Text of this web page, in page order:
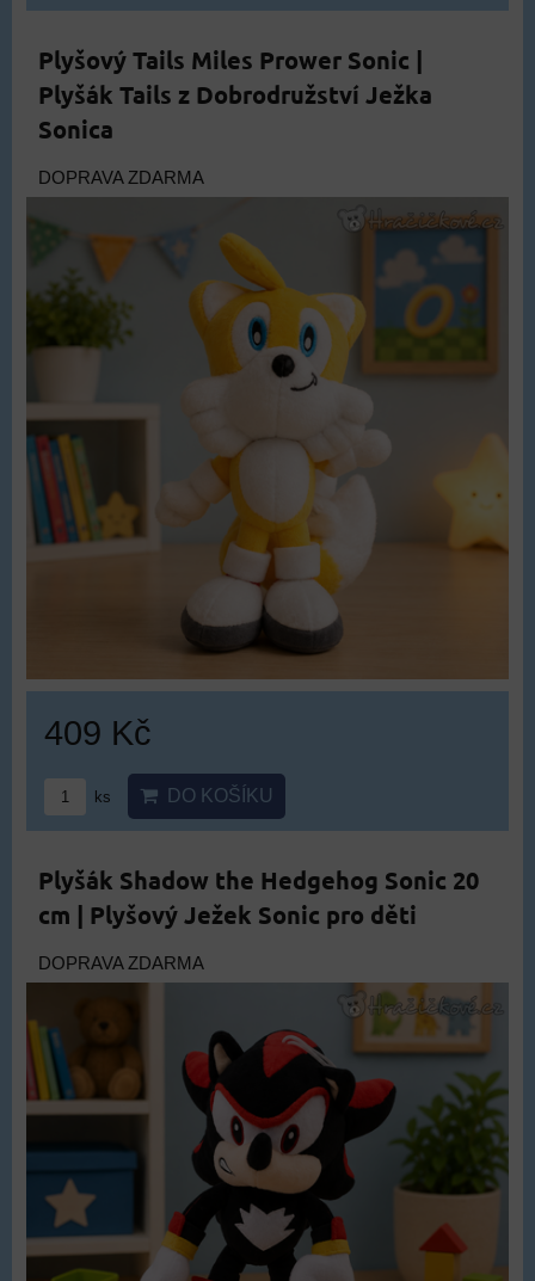
Plyšový Tails Miles Prower Sonic |
Plyšák Tails z Dobrodružství Ježka
Sonica
DOPRAVA ZDARMA
409 Kč
ks DO KOŠÍKU
Plyšák Shadow the Hedgehog Sonic 20
cm | Plyšový Ježek Sonic pro děti
DOPRAVA ZDARMA